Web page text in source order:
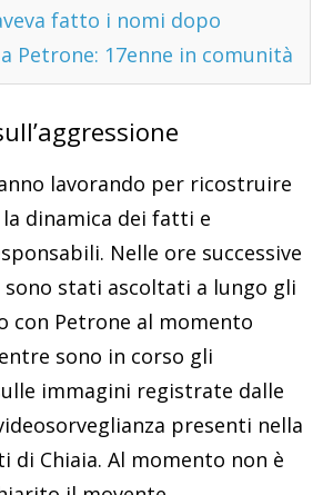
fatto i nomi dopo
a Petrone: 17enne in comunità
lavorando per ricostruire
dinamica dei fatti e
Nelle ore successive
sono stati ascoltati a lungo gli
con Petrone al momento
sono in corso gli
immagini registrate dalle
presenti nella
di Chiaia. Al momento non è